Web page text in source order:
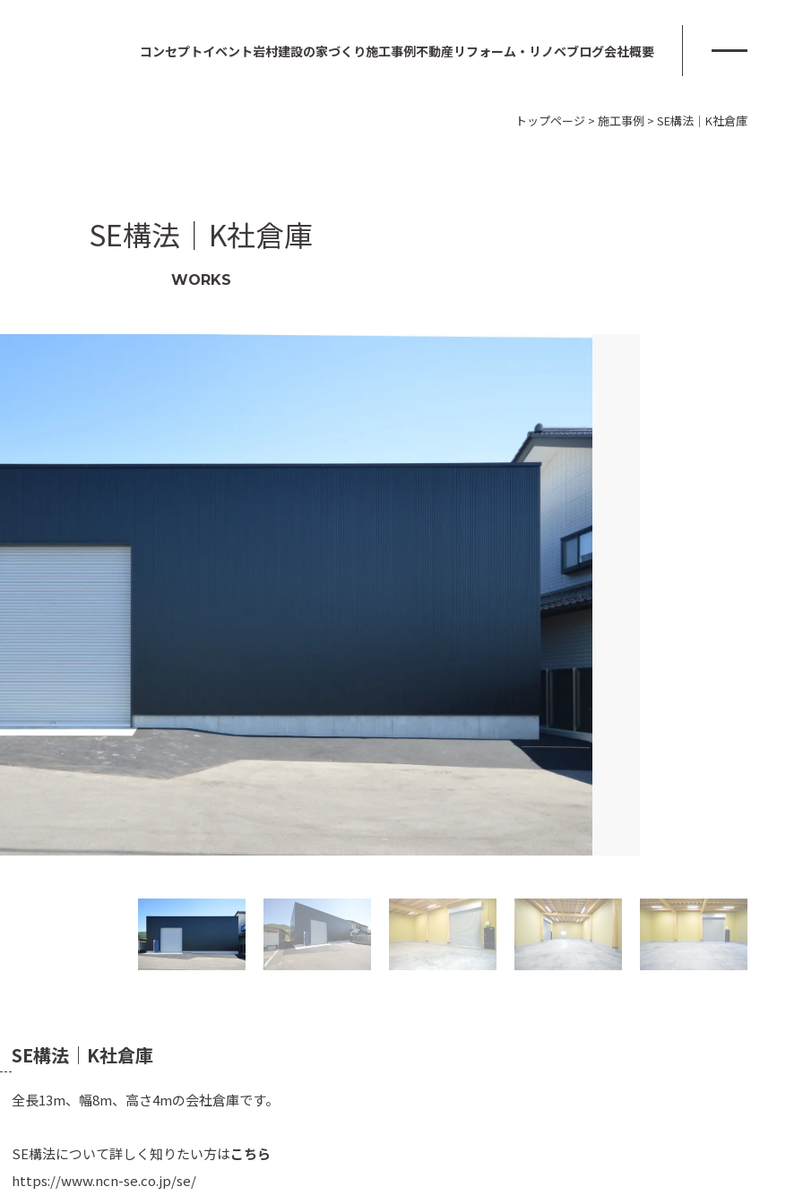
コンセプトイベント岩村建設の家づくり施工事例不動産リフォーム・リノベブログ会社概要
トップページ >施工事例 >SE構法｜K社倉庫
SE構法｜K社倉庫
WORKS
SE構法｜K社倉庫
全長13m、幅8m、高さ4mの会社倉庫です。
SE構法について詳しく知りたい方はこちら
https://www.ncn-se.co.jp/se/